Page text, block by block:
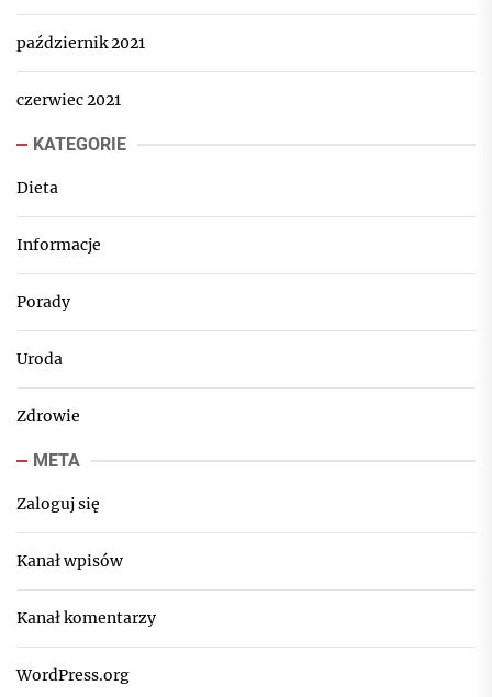
październik 2021
czerwiec 2021
KATEGORIE
Dieta
Informacje
Porady
Uroda
Zdrowie
META
Zaloguj się
Kanał wpisów
Kanał komentarzy
WordPress.org